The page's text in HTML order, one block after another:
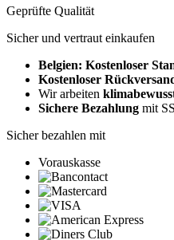
Geprüfte Qualität
Sicher und vertraut einkaufen
Belgien: Kostenloser
Kostenloser
Wir arbeiten
Sichere Bezahlung mit
Sicher bezahlen mit
Vorauskasse